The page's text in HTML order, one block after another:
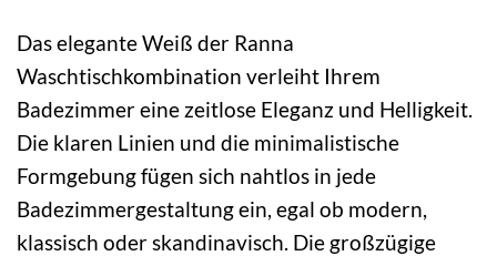
Das elegante Weiß der Ranna
Waschtischkombination verleiht Ihrem
Badezimmer eine zeitlose Eleganz und Helligkeit.
Die klaren Linien und die minimalistische
Formgebung fügen sich nahtlos in jede
Badezimmergestaltung ein, egal ob modern,
klassisch oder skandinavisch. Die großzügige